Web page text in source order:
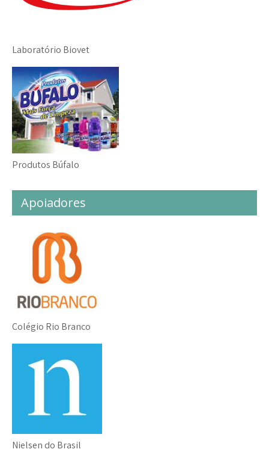
Laboratório Biovet
Produtos Búfalo
Apoiadores
Colégio Rio Branco
Nielsen do Brasil